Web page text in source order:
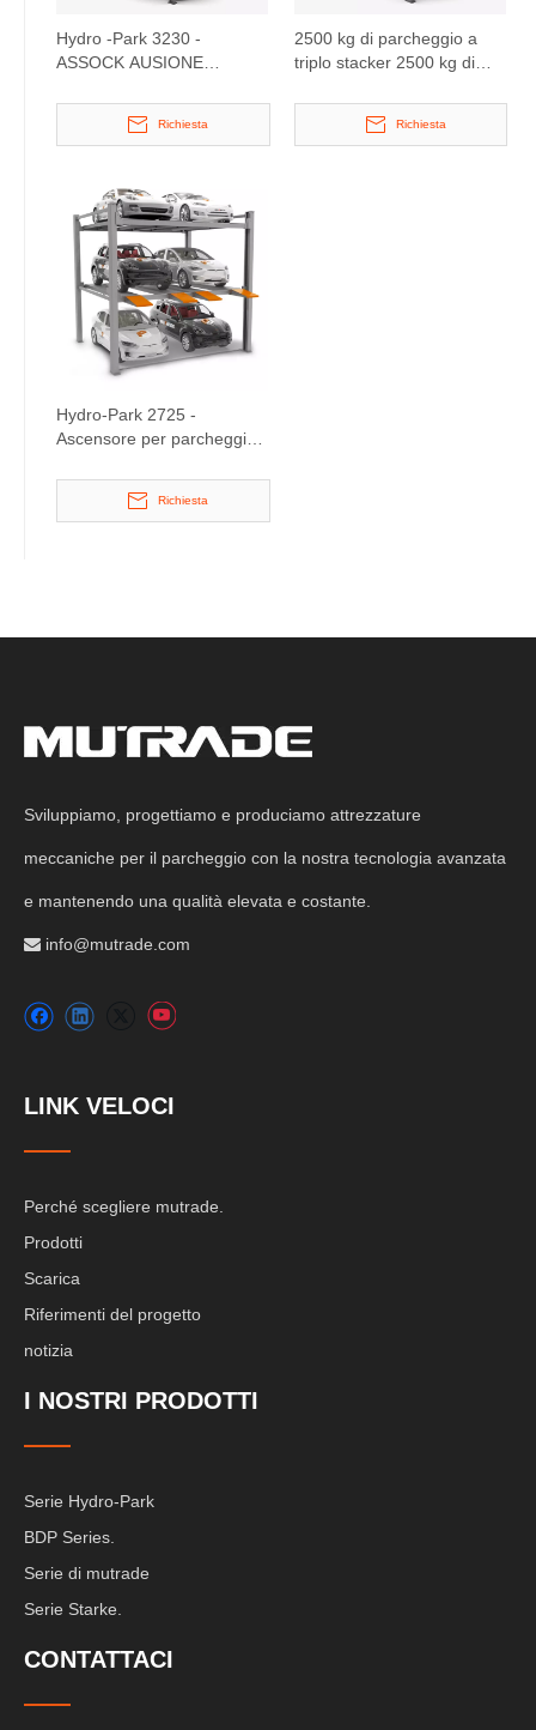
Hydro -Park 3230 -
ASSOCK AUSIONE
Richiesta
2500 kg di parcheggio a
triplo stacker 2500 kg di
Richiesta
Hydro-Park 2725 -
Ascensore per parcheggi a
Richiesta
Sviluppiamo, progettiamo e produciamo attrezzature
meccaniche per il parcheggio con la nostra tecnologia avanzata
e mantenendo una qualità elevata e costante.
 info@mutrade.com
LINK VELOCI
Perché scegliere mutrade.
Prodotti
Scarica
Riferimenti del progetto
notizia
I NOSTRI PRODOTTI
Serie Hydro-Park
BDP Series.
Serie di mutrade
Serie Starke.
CONTATTACI